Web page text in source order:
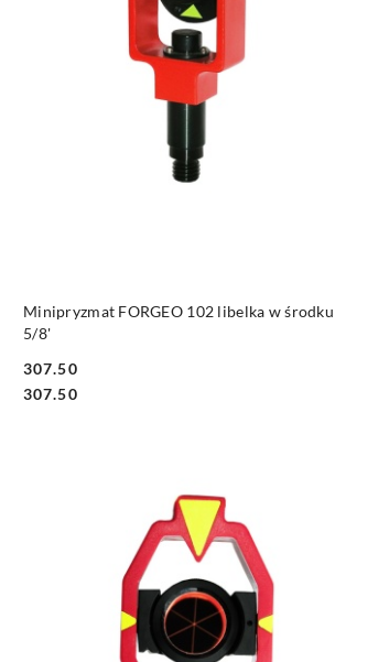
Minipryzmat FORGEO 102 libelka w środku
5/8'
Cena:
307.50
Cena:
307.50